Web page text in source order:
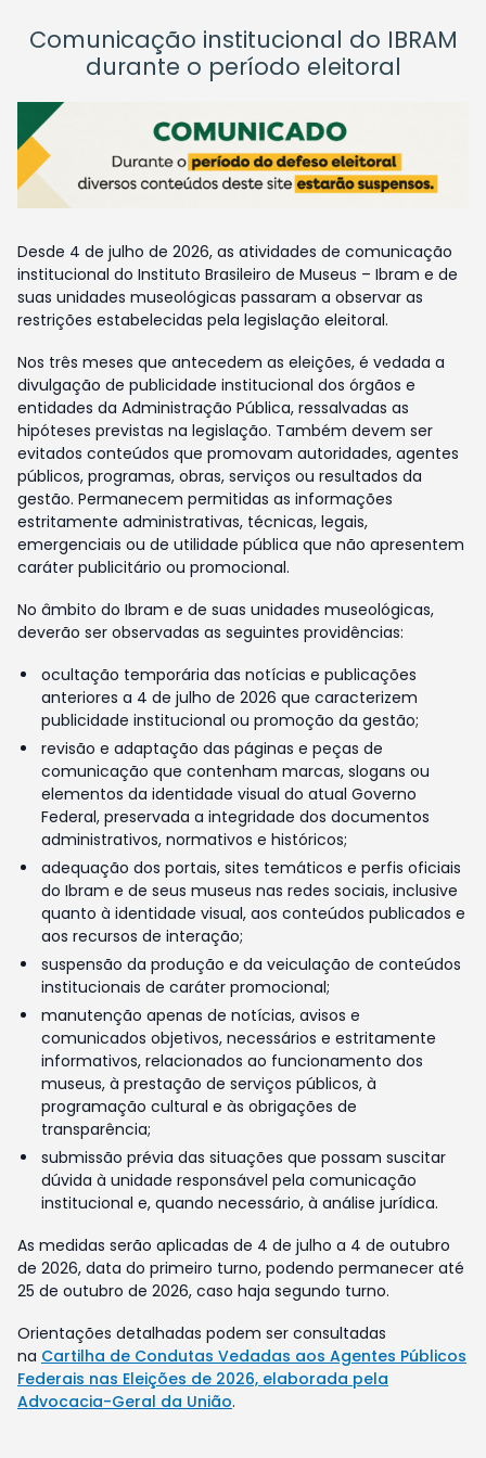
Comunicação institucional do IBRAM
durante o período eleitoral
Desde 4 de julho de 2026, as atividades de comunicação
institucional do Instituto Brasileiro de Museus – Ibram e de
suas unidades museológicas passaram a observar as
restrições estabelecidas pela legislação eleitoral.
Nos três meses que antecedem as eleições, é vedada a
divulgação de publicidade institucional dos órgãos e
entidades da Administração Pública, ressalvadas as
hipóteses previstas na legislação. Também devem ser
evitados conteúdos que promovam autoridades, agentes
públicos, programas, obras, serviços ou resultados da
gestão. Permanecem permitidas as informações
estritamente administrativas, técnicas, legais,
emergenciais ou de utilidade pública que não apresentem
caráter publicitário ou promocional.
No âmbito do Ibram e de suas unidades museológicas,
deverão ser observadas as seguintes providências:
ocultação temporária das notícias e publicações
anteriores a 4 de julho de 2026 que caracterizem
publicidade institucional ou promoção da gestão;
revisão e adaptação das páginas e peças de
comunicação que contenham marcas, slogans ou
elementos da identidade visual do atual Governo
Federal, preservada a integridade dos documentos
administrativos, normativos e históricos;
adequação dos portais, sites temáticos e perfis oficiais
do Ibram e de seus museus nas redes sociais, inclusive
quanto à identidade visual, aos conteúdos publicados e
aos recursos de interação;
suspensão da produção e da veiculação de conteúdos
institucionais de caráter promocional;
manutenção apenas de notícias, avisos e
comunicados objetivos, necessários e estritamente
informativos, relacionados ao funcionamento dos
museus, à prestação de serviços públicos, à
programação cultural e às obrigações de
transparência;
submissão prévia das situações que possam suscitar
dúvida à unidade responsável pela comunicação
institucional e, quando necessário, à análise jurídica.
As medidas serão aplicadas de 4 de julho a 4 de outubro
de 2026, data do primeiro turno, podendo permanecer até
25 de outubro de 2026, caso haja segundo turno.
Orientações detalhadas podem ser consultadas
na Cartilha de Condutas Vedadas aos Agentes Públicos
Federais nas Eleições de 2026, elaborada pela
Advocacia-Geral da União.